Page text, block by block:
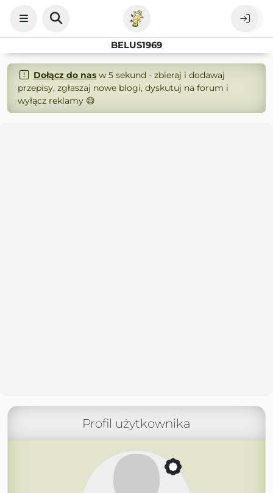
BELUS1969
Dołącz do nasw 5 sekund - zbieraj i dodawaj
przepisy, zgłaszaj nowe blogi, dyskutuj na forum i
wyłącz reklamy 😄
Profil użytkownika